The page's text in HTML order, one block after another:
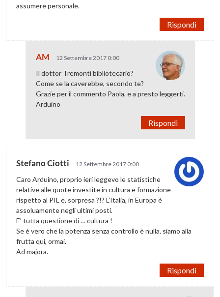
assumere personale.
Rispondi
AM 12 Settembre 2017 0:00
Il dottor Tremonti bibliotecario?
Come se la caverebbe, secondo te?
Grazie per il commento Paola, e a presto leggerti.
Arduino
Rispondi
Stefano Ciotti 12 Settembre 2017 0:00
Caro Arduino, proprio ieri leggevo le statistiche
relative alle quote investite in cultura e formazione
rispetto al PIL e, sorpresa ?!? L’Italia, in Europa è
assoluamente negli ultimi posti.
E’ tutta questione di … cultura !
Se è vero che la potenza senza controllo è nulla, siamo alla
frutta qui, ormai.
Ad majora.
Rispondi